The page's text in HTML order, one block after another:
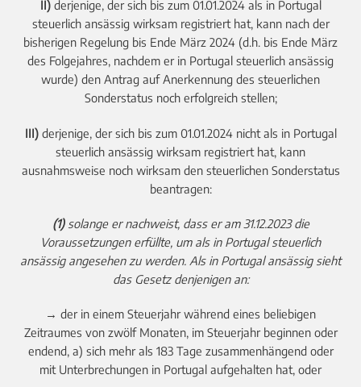
II)derjenige, der sich bis zum 01.01.2024 als in Portugal
steuerlich ansässig wirksam registriert hat, kann nach der
bisherigen Regelung bis Ende März 2024 (d.h. bis Ende März
des Folgejahres, nachdem er in Portugal steuerlich ansässig
wurde) den Antrag auf Anerkennung des steuerlichen
Sonderstatus noch erfolgreich stellen;
III)derjenige, der sich bis zum 01.01.2024 nicht als in Portugal
steuerlich ansässig wirksam registriert hat, kann
ausnahmsweise noch wirksam den steuerlichen Sonderstatus
beantragen:
(1)solange er nachweist, dass er am 31.12.2023 die
Voraussetzungen erfüllte, um als in Portugal steuerlich
ansässig angesehen zu werden. Als in Portugal ansässig sieht
das Gesetz denjenigen an:
→ der in einem Steuerjahr während eines beliebigen
Zeitraumes von zwölf Monaten, im Steuerjahr beginnen oder
endend, a) sich mehr als 183 Tage zusammenhängend oder
mit Unterbrechungen in Portugal aufgehalten hat, oder